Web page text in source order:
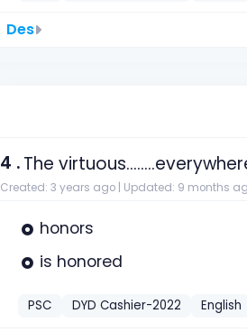
Des
4 .The
Created: 3 years ago | Updated: 9 months
honors
is honored
PSC DYD Cashier-2022 English